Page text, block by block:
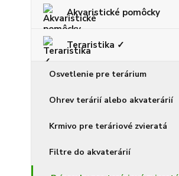
Akvaristické pomôcky
Teraristika ✓
Osvetlenie pre terárium
Ohrev terárií alebo akvaterárií
Krmivo pre teráriové zvieratá
Filtre do akvaterárií